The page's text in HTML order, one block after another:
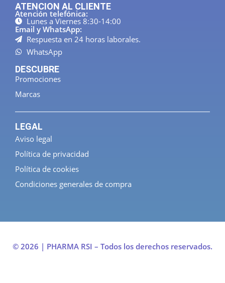
ATENCION AL CLIENTE
Atención telefónica:
Lunes a Viernes 8:30-14:00
Email y WhatsApp:
Respuesta en 24 horas laborales.
WhatsApp
DESCUBRE
Promociones
Marcas
LEGAL
Aviso legal
Política de privacidad
Política de cookies
Condiciones generales de compra
© 2026 | PHARMA RSI – Todos los derechos reservados.